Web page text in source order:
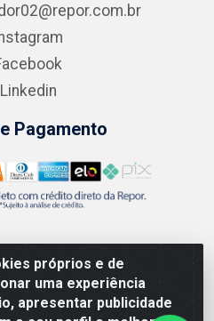
próprios e de
uma experiência
apresentar publicidade
Linkedin
Pagamento
LTDA - Rodovia MG-
Cima, Divinópolis/MG - CEP
41.747.346/0001-35